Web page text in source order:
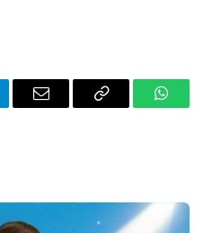
Email
Copy